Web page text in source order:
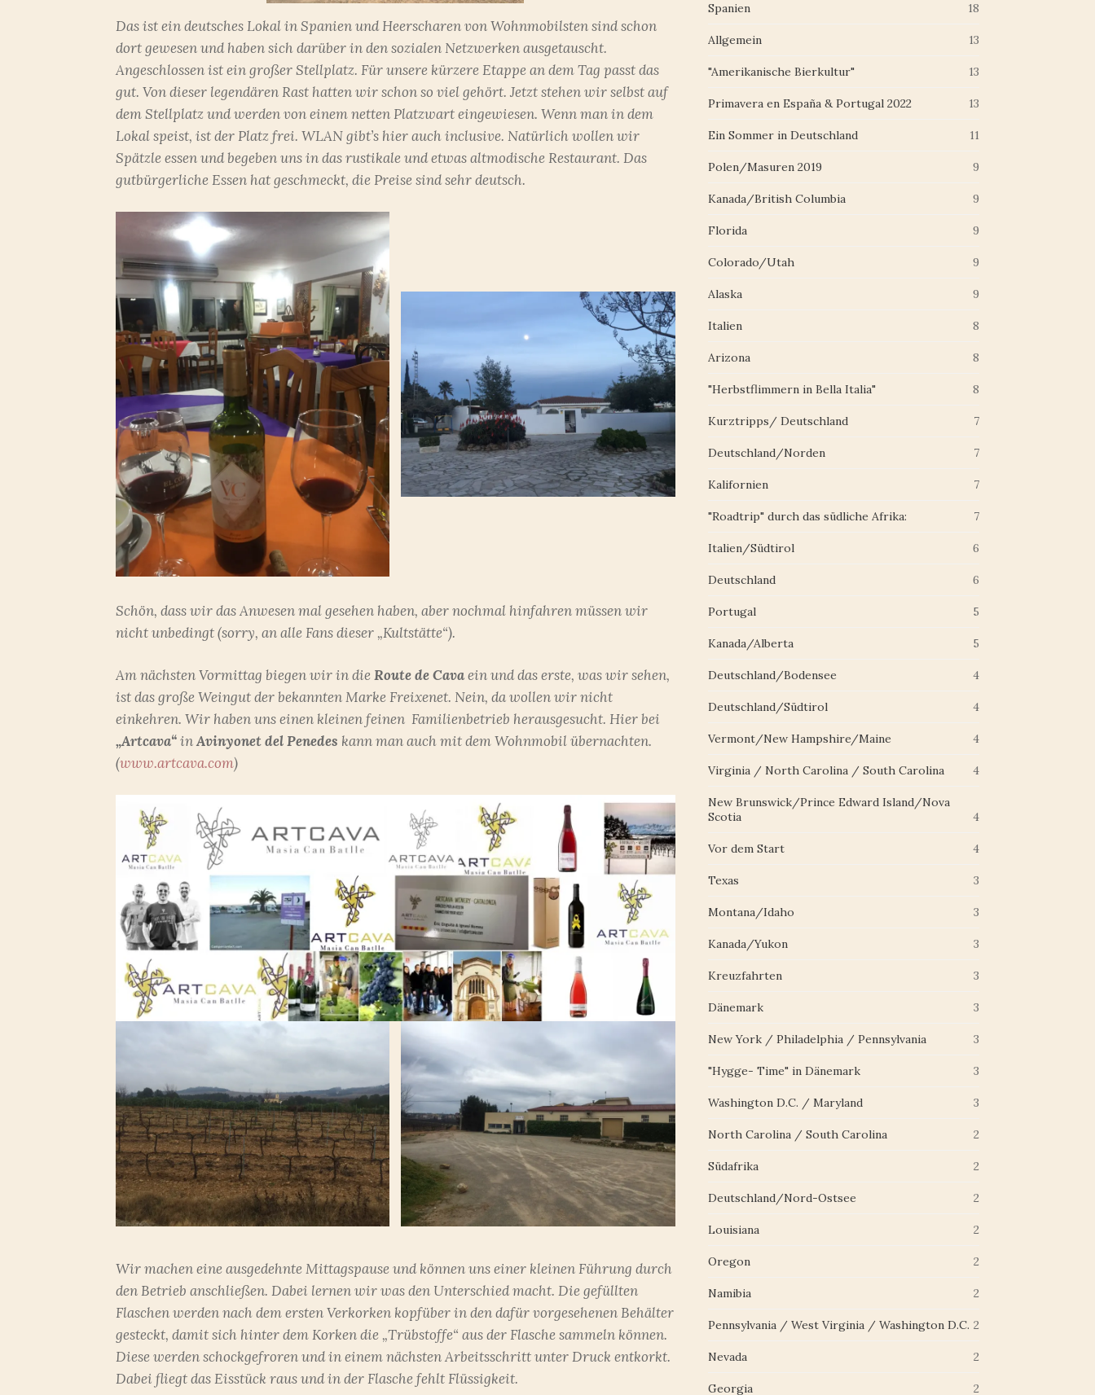
Das ist ein deutsches Lokal in Spanien und Heerscharen von Wohnmobilsten sind schon
dort gewesen und haben sich darüber in den sozialen Netzwerken ausgetauscht.
Angeschlossen ist ein großer Stellplatz. Für unsere kürzere Etappe an dem Tag passt das
gut. Von dieser legendären Rast hatten wir schon so viel gehört. Jetzt stehen wir selbst auf
dem Stellplatz und werden von einem netten Platzwart eingewiesen. Wenn man in dem
Lokal speist, ist der Platz frei. WLAN gibt’s hier auch inclusive. Natürlich wollen wir
Spätzle essen und begeben uns in das rustikale und etwas altmodische Restaurant. Das
gutbürgerliche Essen hat geschmeckt, die Preise sind sehr deutsch.
Schön, dass wir das Anwesen mal gesehen haben, aber nochmal hinfahren müssen wir
nicht unbedingt (sorry, an alle Fans dieser „Kultstätte“).
Am nächsten Vormittag biegen wir in dieRoute deCavaein und das erste, was wir sehen,
ist das große Weingut der bekannten Marke Freixenet. Nein, da wollen wir nicht
einkehren. Wir haben uns einen kleinen feinen Familienbetrieb herausgesucht. Hier bei
„Artcava“inAvinyonet del Penedes kann man auch mit dem Wohnmobil übernachten.
(www.artcava.com)
Wir machen eine ausgedehnte Mittagspause und können uns einer kleinen Führung durch
den Betrieb anschließen. Dabei lernen wir was den Unterschied macht. Die gefüllten
Flaschen werden nach dem ersten Verkorken kopfüber in den dafür vorgesehenen Behälter
gesteckt, damit sich hinter dem Korken die „Trübstoffe“ aus der Flasche sammeln können.
Diese werden schockgefroren und in einem nächsten Arbeitsschritt unter Druck entkorkt.
Dabei fliegt das Eisstück raus und in der Flasche fehlt Flüssigkeit.
Spanien 18
Allgemein 13
"Amerikanische Bierkultur" 13
Primavera en España & Portugal 2022 13
Ein Sommer in Deutschland 11
Polen/Masuren 2019 9
Kanada/British Columbia 9
Florida 9
Colorado/Utah 9
Alaska 9
Italien 8
Arizona 8
"Herbstflimmern in Bella Italia" 8
Kurztripps/ Deutschland 7
Deutschland/Norden 7
Kalifornien 7
"Roadtrip" durch das südliche Afrika: 7
Italien/Südtirol 6
Deutschland 6
Portugal 5
Kanada/Alberta 5
Deutschland/Bodensee 4
Deutschland/Südtirol 4
Vermont/New Hampshire/Maine 4
Virginia / North Carolina / South Carolina 4
New Brunswick/Prince Edward Island/Nova
Scotia
4
Vor dem Start 4
Texas 3
Montana/Idaho 3
Kanada/Yukon 3
Kreuzfahrten 3
Dänemark 3
New York / Philadelphia / Pennsylvania 3
"Hygge- Time" in Dänemark 3
Washington D.C. / Maryland 3
North Carolina / South Carolina 2
Südafrika 2
Deutschland/Nord-Ostsee 2
Louisiana 2
Oregon 2
Namibia 2
Pennsylvania / West Virginia / Washington D.C. 2
Nevada 2
Georgia 2